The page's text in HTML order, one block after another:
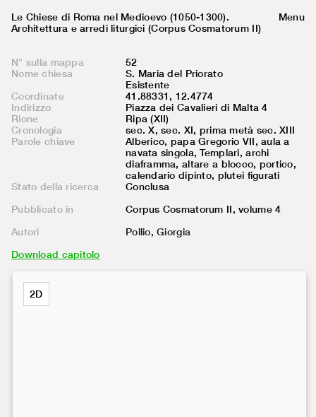
Le Chiese di Roma nel Medioevo (1050-1300).
Architettura e arredi liturgici (Corpus Cosmatorum II)
Menu
N° sulla mappa
52
Nome chiesa
S. Maria del Priorato
Esistente
Coordinate
41.88331, 12.4774
Indirizzo
Piazza dei Cavalieri di Malta 4
Rione
Ripa (XII)
Cronologia
sec. X, sec. XI, prima metà sec. XIII
Parole chiave
Alberico, papa Gregorio VII, aula a
navata singola, Templari, archi
diaframma, altare a blocco, portico,
calendario dipinto, plutei figurati
Stato della ricerca
Conclusa
Pubblicato in
Corpus Cosmatorum II, volume4
Autori
Pollio, Giorgia
Download capitolo
2D